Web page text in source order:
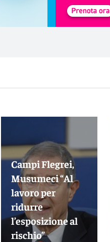
Campi Flegrei,
Musumeci “Al
lavoro per
ridurre
l’esposizione al
rischio”